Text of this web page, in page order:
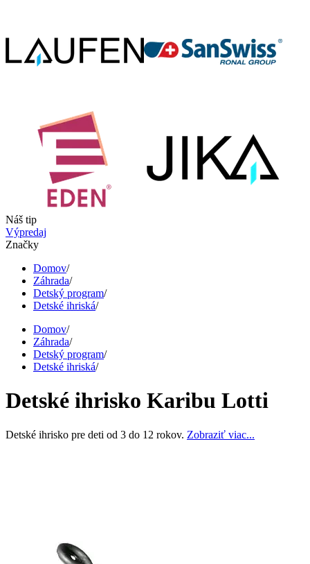
Náš tip
Výpredaj
Značky
Domov/
Záhrada/
Detský program/
Detské ihriská/
Domov/
Záhrada/
Detský program/
Detské ihriská/
Detské ihrisko Karibu Lotti
Detské ihrisko pre deti od 3 do 12 rokov. Zobraziť viac...